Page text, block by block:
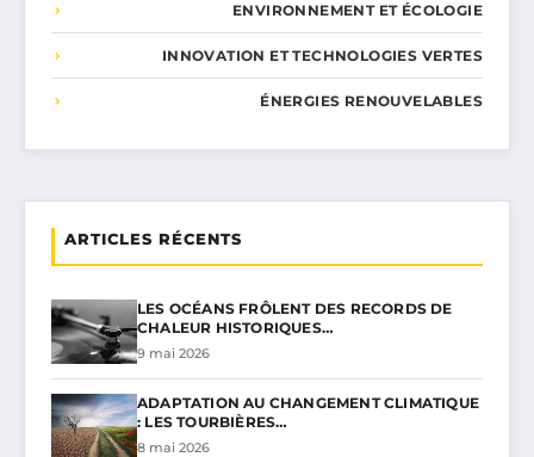
ENVIRONNEMENT ET ÉCOLOGIE
INNOVATION ET TECHNOLOGIES VERTES
ÉNERGIES RENOUVELABLES
ARTICLES RÉCENTS
LES OCÉANS FRÔLENT DES RECORDS DE
CHALEUR HISTORIQUES…
9 mai 2026
ADAPTATION AU CHANGEMENT CLIMATIQUE
: LES TOURBIÈRES…
8 mai 2026